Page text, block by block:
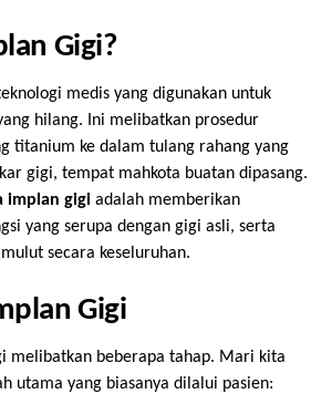
Gigi?
medis yang digunakan untuk
hilang. Ini melibatkan prosedur
titanium ke dalam tulang rahang yang
gigi, tempat mahkota buatan dipasang.
implan gigiadalah memberikan
yang serupa dengan gigi asli, serta
secara keseluruhan.
Gigi
melibatkan beberapa tahap. Mari kita
utama yang biasanya dilalui pasien: